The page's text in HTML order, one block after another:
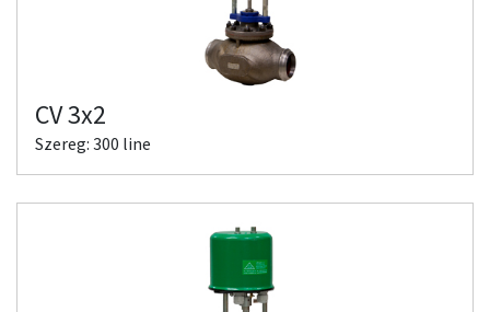
CV 3x2
Szereg: 300 line